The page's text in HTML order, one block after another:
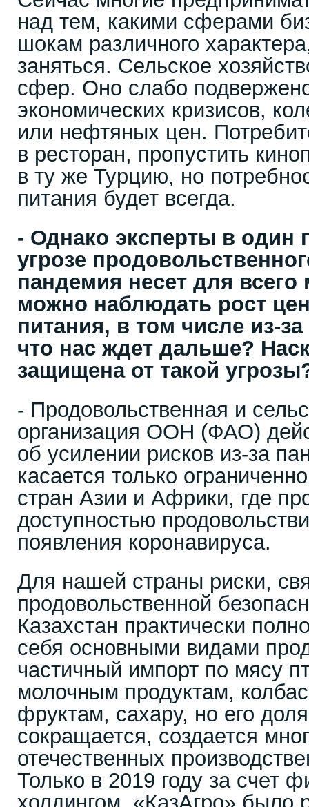
над тем, какими сферами
шокам различного
заняться. Сельское
сфер. Оно слабо
экономических кризисов,
или нефтяных цен.
в ресторан, пропустить
в ту же Турцию, но
питания будет всегда.
- Однако эксперты в один
угрозе
пандемия несет для
можно наблюдать рост
питания, в том числе из-
что нас ждет дальше?
защищена от такой
- Продовольственная и
организация ООН (ФАО)
об усилении рисков из-за
касается только
стран Азии и Африки, где
доступностью
появления коронавируса.
Для нашей страны риски,
продовольственной
Казахстан практически
себя основными видами
частичный импорт по мясу
молочным продуктам,
фруктам, сахару, но его
сокращается, создается
отечественных
Только в 2019 году за счет